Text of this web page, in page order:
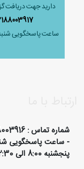
دارید جهت دریافت
پنجشنبه 8:00 الی 12:30